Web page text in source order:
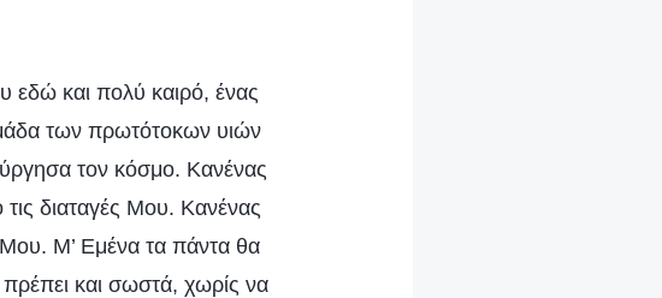
εδώ και πολύ καιρό, ένας
των πρωτότοκων υιών
τον κόσμο. Κανένας
τις διαταγές Μου. Κανένας
Μου. Μ’ Εμένα τα πάντα θα
και σωστά, χωρίς να